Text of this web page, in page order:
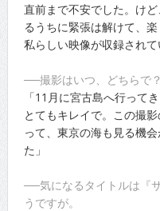
直前まで不安でした。け
るうちに緊張は解けて、
私らしい映像が収録されて
──撮影はいつ、どちらで？
「11月に宮古島へ行って
とてもキレイで。この撮
って、東京の海も見る機
た」
──気になるタイトルは『
うですが。